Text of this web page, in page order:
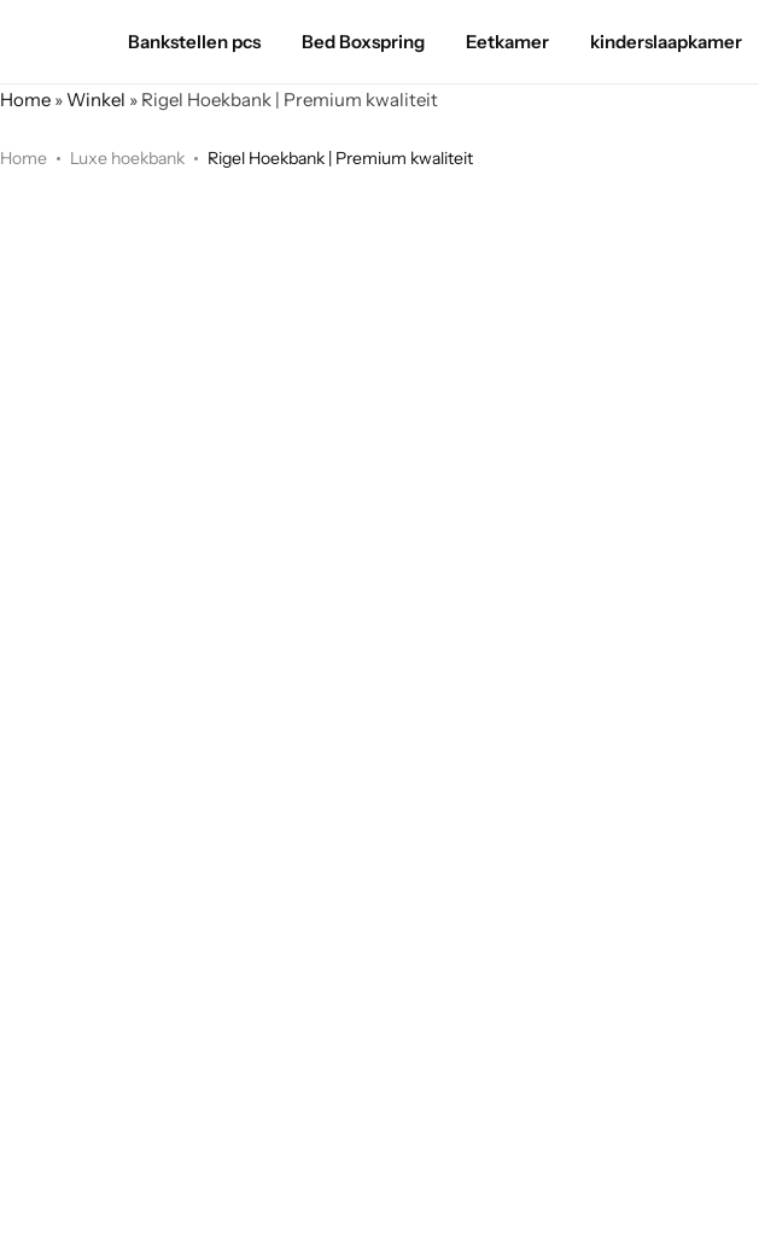
Bankstellen pcs Bed Boxspring Eetkamer kinderslaapkamer
Home »Winkel » Rigel Hoekbank | Premium kwaliteit
Home Luxe hoekbank Rigel Hoekbank | Premium kwaliteit